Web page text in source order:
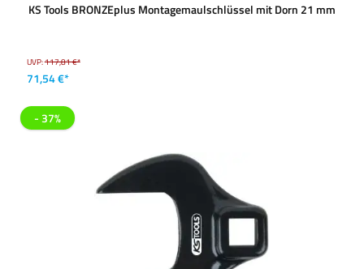
KS Tools BRONZEplus Montagemaulschlüssel mit Dorn 21 mm
UVP:117,81 €*
71,54 €*
- 37%